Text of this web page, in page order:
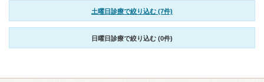
土曜日診療で絞り込む (7件)
日曜日診療で絞り込む (0件)